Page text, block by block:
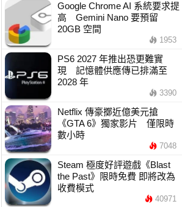
Google Chrome AI 系統要求提
高 Gemini Nano 要預留
20GB 空間
1953
PS6 2027 年推出恐更難實
現 記憶體供應傳已排滿至
2028 年
3390
Netflix 傳豪擲近億美元搶
《GTA 6》獨家影片 僅限時
數小時
7048
Steam 極度好評遊戲《Blast
the Past》限時免費 即將改為
收費模式
40971